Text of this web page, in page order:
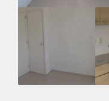
Oplevering
Gestoffeerd